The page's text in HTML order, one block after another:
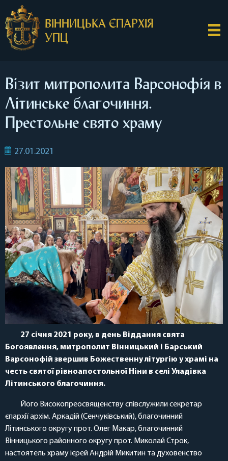
ВІННИЦЬКА ЄПАРХІЯ
УПЦ
Візит митрополита Варсонофія в
Літинське благочиння.
Престольне свято храму
27.01.2021
27 січня 2021 року, в день Віддання свята
Богоявлення, митрополит Вінницький і Барський
Варсонофій звершив Божественну літургію у храмі на
честь святої рівноапостольної Ніни в селі Уладівка
Літинського благочиння.
Його Високопреосвященству співслужили секретар
єпархії архім. Аркадій (Сенчуківський), благочинний
Літинського округу прот. Олег Макар, благочинний
Вінницького районного округу прот. Миколай Строк,
настоятель храму ієрей Андрій Микитин та духовенство